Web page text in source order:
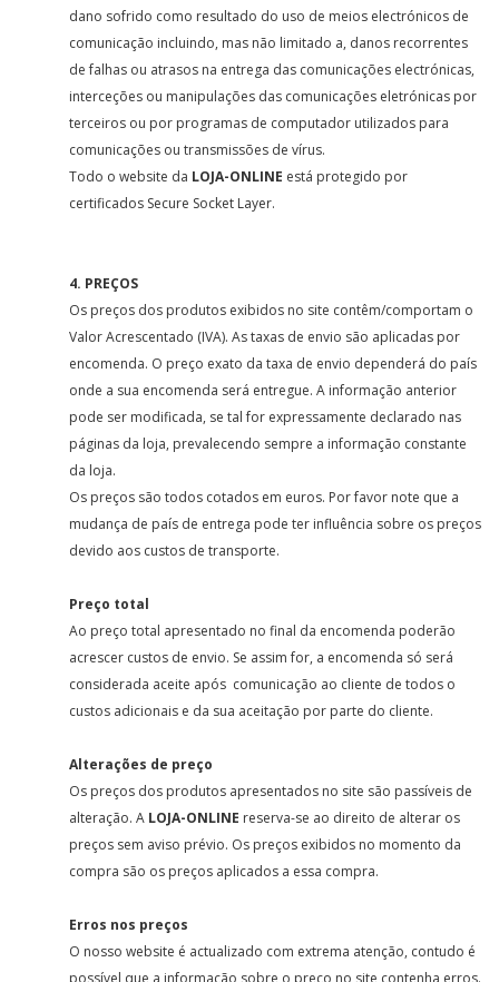
dano sofrido como resultado do uso de meios electrónicos de
comunicação incluindo, mas não limitado a, danos recorrentes
de falhas ou atrasos na entrega das comunicações electrónicas,
interceções ou manipulações das comunicações eletrónicas por
terceiros ou por programas de computador utilizados para
comunicações ou transmissões de vírus.
Todo o website da LOJA-ONLINE está protegido por
certificados Secure Socket Layer.
4. PREÇOS
Os preços dos produtos exibidos no site contêm/comportam o
Valor Acrescentado (IVA). As taxas de envio são aplicadas por
encomenda. O preço exato da taxa de envio dependerá do país
onde a sua encomenda será entregue. A informação anterior
pode ser modificada, se tal for expressamente declarado nas
páginas da loja, prevalecendo sempre a informação constante
da loja.
Os preços são todos cotados em euros. Por favor note que a
mudança de país de entrega pode ter influência sobre os preços
devido aos custos de transporte.
Preço total
Ao preço total apresentado no final da encomenda poderão
acrescer custos de envio. Se assim for, a encomenda só será
considerada aceite após comunicação ao cliente de todos o
custos adicionais e da sua aceitação por parte do cliente.
Alterações de preço
Os preços dos produtos apresentados no site são passíveis de
alteração. A LOJA-ONLINE reserva-se ao direito de alterar os
preços sem aviso prévio. Os preços exibidos no momento da
compra são os preços aplicados a essa compra.
Erros nos preços
O nosso website é actualizado com extrema atenção, contudo é
possível que a informação sobre o preço no site contenha erros.